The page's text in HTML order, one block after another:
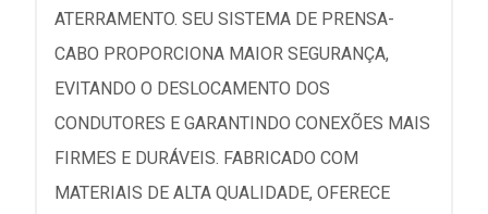
ATERRAMENTO. SEU SISTEMA DE PRENSA-
CABO PROPORCIONA MAIOR SEGURANÇA,
EVITANDO O DESLOCAMENTO DOS
CONDUTORES E GARANTINDO CONEXÕES MAIS
FIRMES E DURÁVEIS. FABRICADO COM
MATERIAIS DE ALTA QUALIDADE, OFERECE